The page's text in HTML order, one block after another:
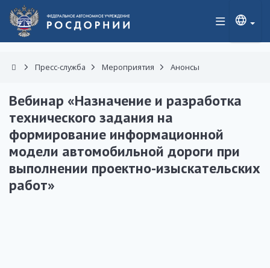
Пресс-служба Мероприятия Анонсы
Вебинар «Назначение и разработка
технического задания на
формирование информационной
модели автомобильной дороги при
выполнении проектно-изыскательских
работ»